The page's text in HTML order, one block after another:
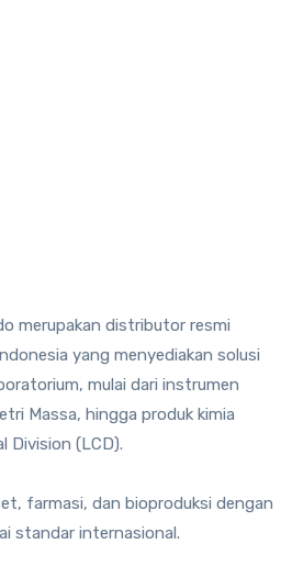
merupakan distributor resmi
yang menyediakan solusi
mulai dari instrumen
Massa, hingga produk kimia
Division (LCD).
farmasi, dan bioproduksi dengan
standar internasional.